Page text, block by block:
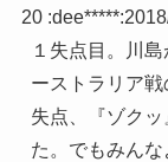
20 :dee*****:
１失点目。川
ーストラリア
失点、『ゾク
た。でもみんな